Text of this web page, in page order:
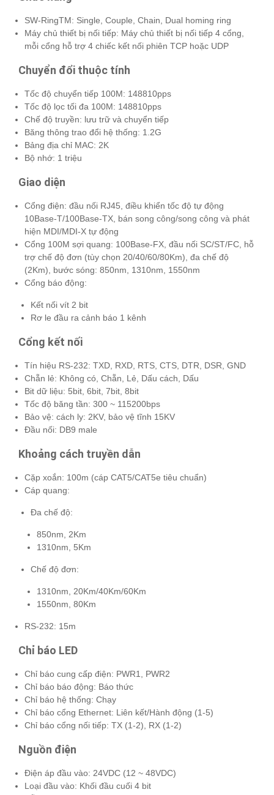
SW-RingTM: Single, Couple, Chain, Dual homing ring
Máy chủ thiết bị nối tiếp: Máy chủ thiết bị nối tiếp 4 cổng,
mỗi cổng hỗ trợ 4 chiếc kết nối phiên TCP hoặc UDP
Chuyển đổi thuộc tính
Tốc độ chuyển tiếp 100M: 148810pps
Tốc độ lọc tối đa 100M: 148810pps
Chế độ truyền: lưu trữ và chuyển tiếp
Băng thông trao đổi hệ thống: 1.2G
Bảng địa chỉ MAC: 2K
Bộ nhớ: 1 triệu
Giao diện
Cổng điện: đầu nối RJ45, điều khiển tốc độ tự động
10Base-T/100Base-TX, bán song công/song công và phát
hiện MDI/MDI-X tự động
Cổng 100M sợi quang: 100Base-FX, đầu nối SC/ST/FC, hỗ
trợ chế độ đơn (tùy chọn 20/40/60/80Km), đa chế độ
(2Km), bước sóng: 850nm, 1310nm, 1550nm
Cổng báo động:
Kết nối vít 2 bit
Rơ le đầu ra cảnh báo 1 kênh
Cổng kết nối
Tín hiệu RS-232: TXD, RXD, RTS, CTS, DTR, DSR, GND
Chẵn lẻ: Không có, Chẵn, Lẻ, Dấu cách, Dấu
Bit dữ liệu: 5bit, 6bit, 7bit, 8bit
Tốc độ băng tần: 300 ~ 115200bps
Bảo vệ: cách ly: 2KV, bảo vệ tĩnh 15KV
Đầu nối: DB9 male
Khoảng cách truyền dẫn
Cặp xoắn: 100m (cáp CAT5/CAT5e tiêu chuẩn)
Cáp quang:
Đa chế độ:
850nm, 2Km
1310nm, 5Km
Chế độ đơn:
1310nm, 20Km/40Km/60Km
1550nm, 80Km
RS-232: 15m
Chỉ báo LED
Chỉ báo cung cấp điện: PWR1, PWR2
Chỉ báo báo động: Báo thức
Chỉ báo hệ thống: Chạy
Chỉ báo cổng Ethernet: Liên kết/Hành động (1-5)
Chỉ báo cổng nối tiếp: TX (1-2), RX (1-2)
Nguồn điện
Điện áp đầu vào: 24VDC (12 ~ 48VDC)
Loại đầu vào: Khối đầu cuối 4 bit